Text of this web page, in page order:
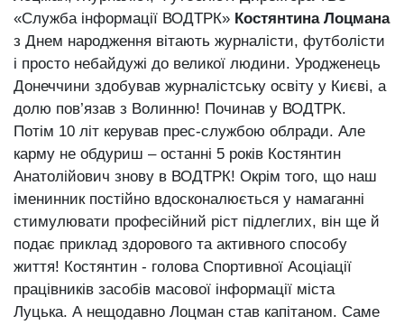
«Служба інформації ВОДТРК» Костянтина Лоцмана
з Днем народження вітають журналісти, футболісти
і просто небайдужі до великої людини. Уродженець
Донеччини здобував журналістську освіту у Києві, а
долю пов’язав з Волинню! Починав у ВОДТРК.
Потім 10 літ керував прес-службою облради. Але
карму не обдуриш – останні 5 років Костянтин
Анатолійович знову в ВОДТРК! Окрім того, що наш
іменинник постійно вдосконалюється у намаганні
стимулювати професійний ріст підлеглих, він ще й
подає приклад здорового та активного способу
життя! Костянтин - голова Спортивної Асоціації
працівників засобів масової інформації міста
Луцька. А нещодавно Лоцман став капітаном. Саме